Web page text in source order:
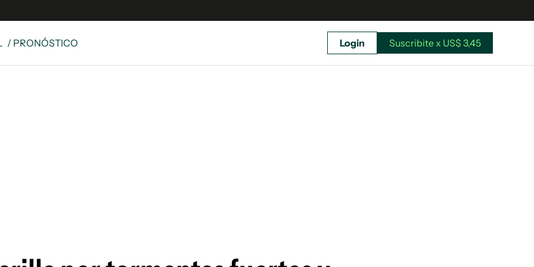
/ PRONÓSTICO Login Suscribite x US$ 3,45